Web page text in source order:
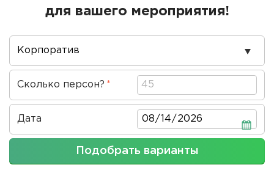
для вашего мероприятия!
Повод
проведения
Сколько персон?
Дата Дата
Подобрать варианты